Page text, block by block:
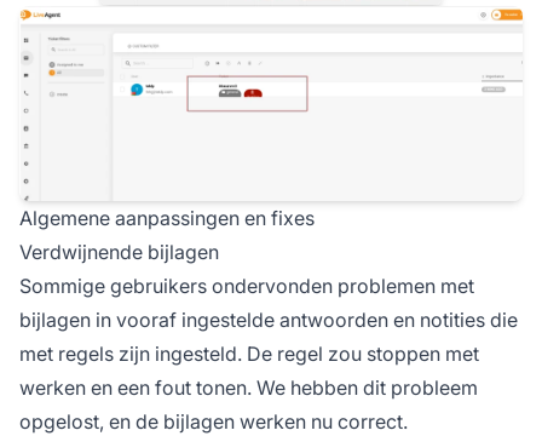
Algemene aanpassingen en fixes
Verdwijnende bijlagen
Sommige gebruikers ondervonden problemen met
bijlagen in vooraf ingestelde antwoorden en notities die
met regels zijn ingesteld. De regel zou stoppen met
werken en een fout tonen. We hebben dit probleem
opgelost, en de bijlagen werken nu correct.